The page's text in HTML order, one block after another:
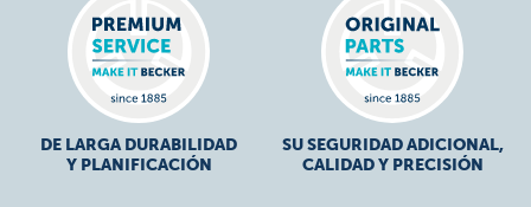
DE LARGA DURABILIDAD
Y PLANIFICACIÓN
SU SEGURIDAD ADICIONAL,
CALIDAD Y PRECISIÓN